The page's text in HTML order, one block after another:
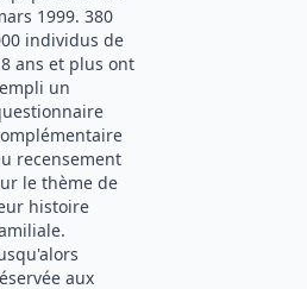
1999. 380
individus de
ans et plus ont
un
recensement
le thème de
histoire
aux